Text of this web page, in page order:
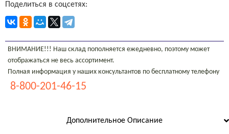
Поделиться в соцсетях:
ВНИМАНИЕ!!! Наш склад пополняется ежедневно, поэтому может
отображаться не весь ассортимент.
Полная информация у наших консультантов по бесплатному телефону
8-800-201-46-15
Дополнительное Описание